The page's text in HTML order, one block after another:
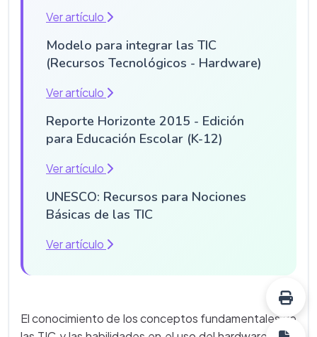
Ver artículo
Modelo para integrar las TIC
(Recursos Tecnológicos - Hardware)
Ver artículo
Reporte Horizonte 2015 - Edición
para Educación Escolar (K-12)
Ver artículo
UNESCO: Recursos para Nociones
Básicas de las TIC
Ver artículo
El conocimiento de los conceptos fundamentales de